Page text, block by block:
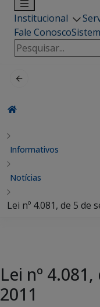
Institucional
Fale Conosco
Pesquisar
por:
Informativos
Notícias
Lei nº 4.081, de 5 de
Lei nº
2011